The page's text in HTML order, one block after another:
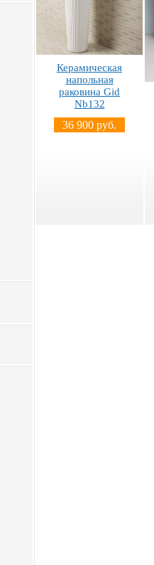
Керамическая
напольная
раковина Gid
Nb132
36 900 руб.